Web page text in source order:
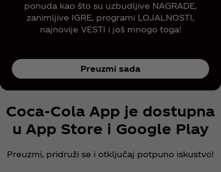
ponuda kao što su uzbudljive NAGRADE,
zanimljive IGRE, programi LOJALNOSTI,
najnovije VESTI i još mnogo toga!
Preuzmi sada
Coca‑Cola App je dostupna
u App Store i Google Play
Preuzmi, pridruži se i otključaj potpuno iskustvo!